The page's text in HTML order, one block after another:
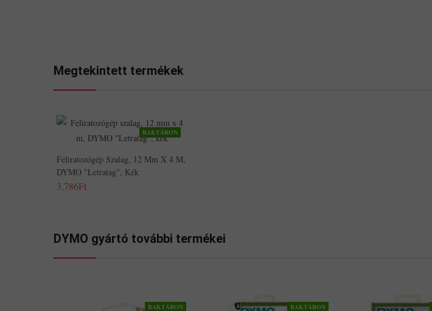
Megtekintett termékek
RAKTÁRON
Feliratozógép Szalag, 12 Mm X 4 M,
DYMO "Letratag", Kék
3,786Ft
DYMO gyártó további termékei
RAKTÁRON RAKTÁRON